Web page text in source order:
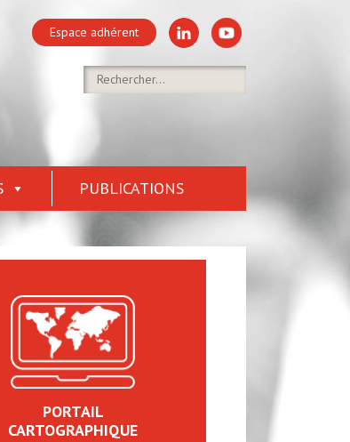
Espace adhérent
PUBLICATIONS
PORTAIL
CARTOGRAPHIQUE